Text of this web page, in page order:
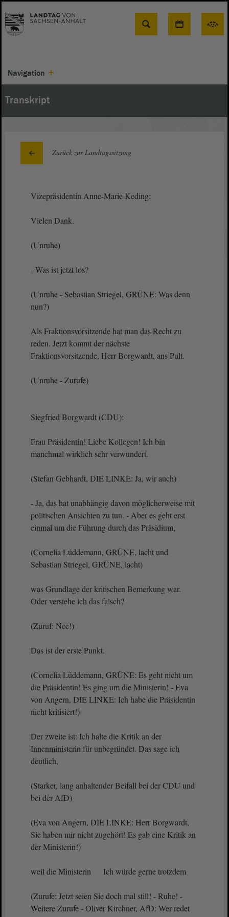
Suche
Navigation
Transkript
Zurück zur Landtagssitzung
Vizepräsidentin Anne-Marie Keding:
Vielen Dank.
(Unruhe)
- Was ist jetzt los?
(Unruhe - Sebastian Striegel, GRÜNE: Was denn
nun?)
Als Fraktionsvorsitzende hat man das Recht zu
reden. Jetzt kommt der nächste
Fraktionsvorsitzende, Herr Borgwardt, ans Pult.
(Unruhe - Zurufe)
Siegfried Borgwardt (CDU):
Frau Präsidentin! Liebe Kollegen! Ich bin
manchmal wirklich sehr verwundert.
(Stefan Gebhardt, DIE LINKE: Ja, wir auch)
- Ja, das hat unabhängig davon möglicherweise mit
politischen Ansichten zu tun. - Aber es geht erst
einmal um die Führung durch das Präsidium,
(Cornelia Lüddemann, GRÜNE, lacht und
Sebastian Striegel, GRÜNE, lacht)
was Grundlage der kritischen Bemerkung war.
Oder verstehe ich das falsch?
(Zuruf: Nee!)
Das ist der erste Punkt.
(Cornelia Lüddemann, GRÜNE: Es geht nicht um
die Präsidentin! Es ging um die Ministerin! - Eva
von Angern, DIE LINKE: Ich habe die Präsidentin
nicht kritisiert!)
Der zweite ist: Ich halte die Kritik an der
Innenministerin für unbegründet. Das sage ich
deutlich,
(Starker, lang anhaltender Beifall bei der CDU und
bei der AfD)
(Eva von Angern, DIE LINKE: Herr Borgwardt,
Sie haben mir nicht zugehört! Es gab eine Kritik an
der Ministerin!)
weil die Ministerin Ich würde gerne trotzdem
(Zurufe: Jetzt seien Sie doch mal still! - Ruhe! -
Weitere Zurufe - Oliver Kirchner, AfD: Wer redet